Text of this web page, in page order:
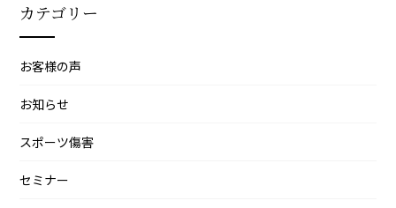
ブ
カテゴリー
お客様の声
お知らせ
スポーツ傷害
セミナー